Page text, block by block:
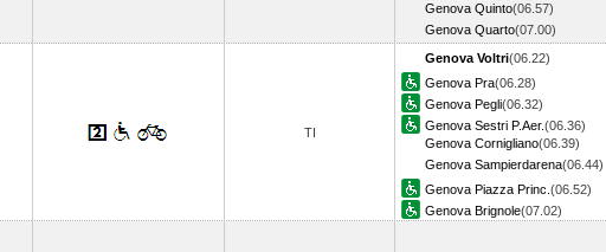
Genova Quinto(06.57)
Genova Quarto(07.00)
TI
Genova Voltri(06.22)
Genova Pra(06.28)
Genova Pegli(06.32)
Genova Sestri P.Aer.(06.36)
Genova Cornigliano(06.39)
Genova Sampierdarena(06.44)
Genova Piazza Princ. (06.52)
Genova Brignole(07.02)